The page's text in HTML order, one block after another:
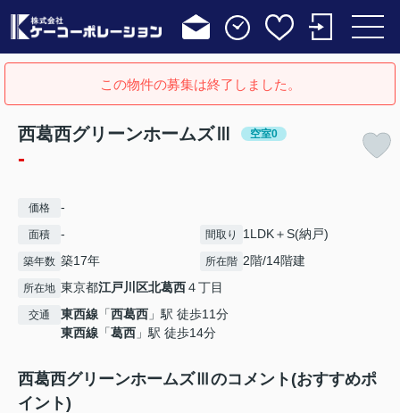
この物件の募集は終了しました。
西葛西グリーンホームズⅢ 空室0
-
価格 -
面積 - 間取り 1LDK＋S(納戸)
築年数 築17年 所在階 2階/14階建
所在地 東京都江戸川区北葛西４丁目
交通 東西線 「西葛西 」駅 徒歩11分
東西線 「葛西 」駅 徒歩14分
西葛西グリーンホームズⅢのコメント(おすすめポ
イント)